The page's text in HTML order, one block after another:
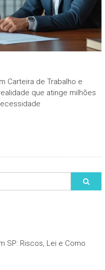
Carteira de Trabalho e
que atinge milhões
SP: Riscos, Lei e Como